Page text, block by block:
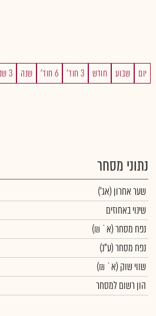
יום שבוע חודש 3 חוד' 6 חוד' שנה 3 שנים
נתוני מסחר
שער אחרון (אג')
שינוי באחוזים
נפח מסחר(א` ₪)
נפח מסחר(ע"נ)
שווי שוק (א` ₪)
הון רשום למסחר